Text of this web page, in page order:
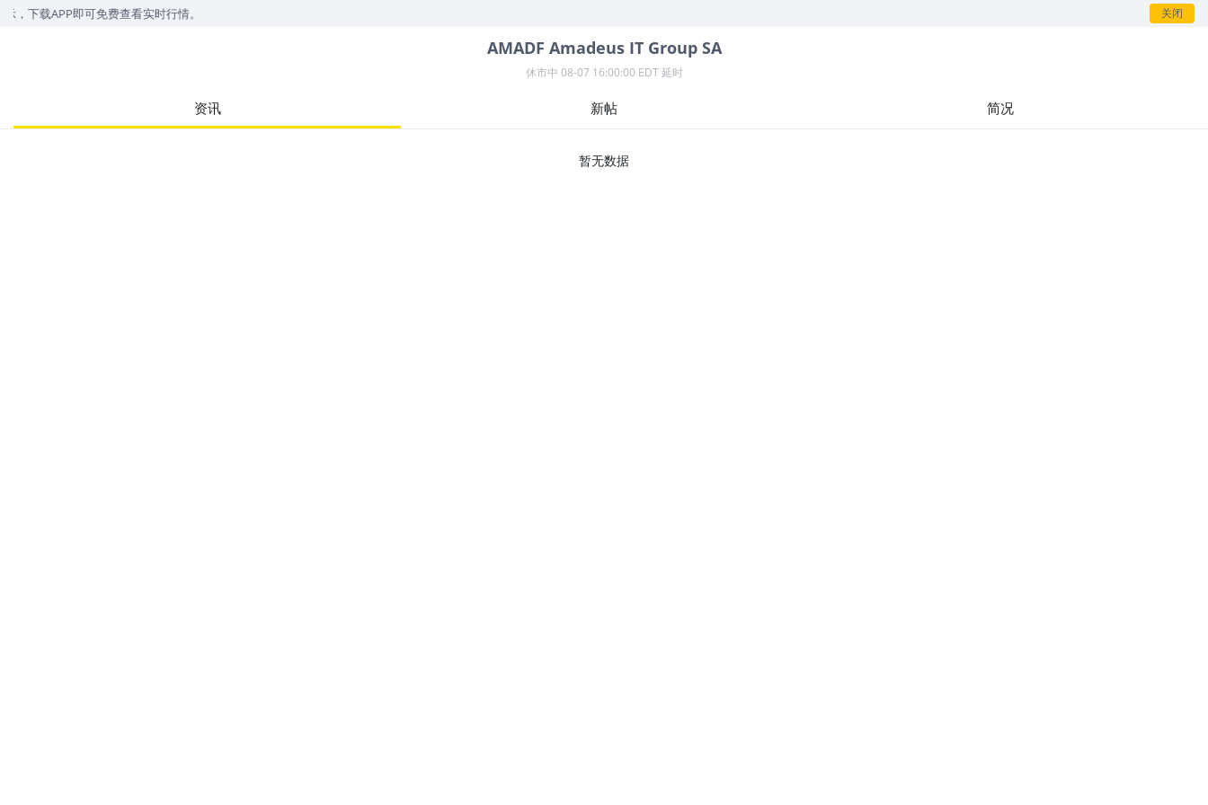
下载APP即可免费查看实时行情。 关闭
AMADF Amadeus IT Group SA
休市中 08-07 16:00:00 EDT 延时
资讯 新帖 简况
暂无数据